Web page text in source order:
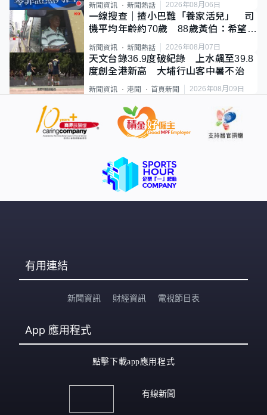
新聞資訊 新聞熱話 2026年08月06日
一線搜查｜揸小巴難「養家活兒」 司
機平均年齡約70歲 88歲黃伯：希望一
直揸落去
新聞資訊 新聞熱話 2026年08月07日
天文台錄36.9度破紀錄 上水飆至39.8
度創全港新高 大埔行山客中暑不治
新聞資訊 港聞 首頁新聞 2026年08月09日
有用連結
新聞資訊 財經資訊 電視節目表
App 應用程式
點擊下載app應用程式
有線新聞